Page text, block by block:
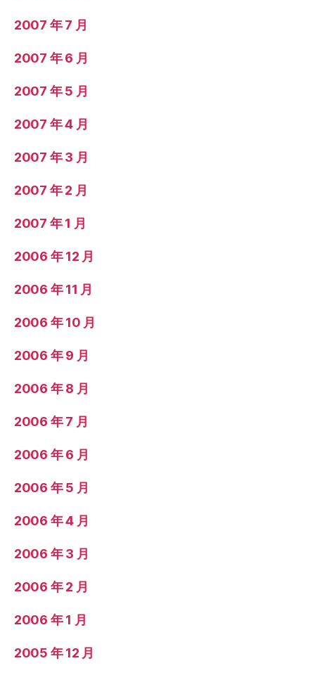
2007 年 7 月
2007 年 6 月
2007 年 5 月
2007 年 4 月
2007 年 3 月
2007 年 2 月
2007 年 1 月
2006 年 12 月
2006 年 11 月
2006 年 10 月
2006 年 9 月
2006 年 8 月
2006 年 7 月
2006 年 6 月
2006 年 5 月
2006 年 4 月
2006 年 3 月
2006 年 2 月
2006 年 1 月
2005 年 12 月